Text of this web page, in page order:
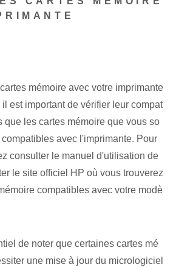
mémoire avec votre imprimante
est important de vérifier leur compat
que les cartes mémoire que vous so
avec l'imprimante. Pour
consulter le manuel d'utilisation de
le site officiel HP où vous trouverez
compatibles avec votre modè
de noter que certaines cartes mé
une mise à jour du micrologiciel